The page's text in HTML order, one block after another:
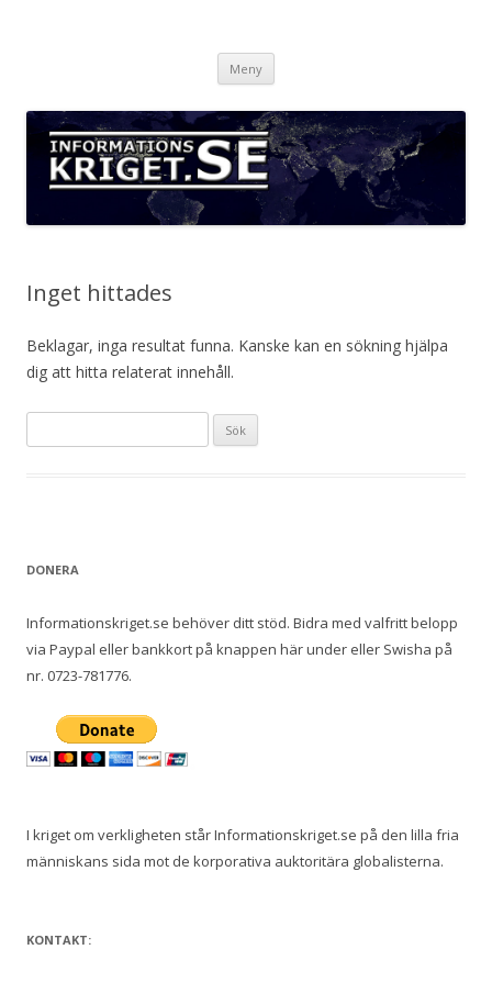
Meny
Inget hittades
Beklagar, inga resultat funna. Kanske kan en sökning hjälpa
dig att hitta relaterat innehåll.
ö
DONERA
Informationskriget.se behöver ditt stöd. Bidra med valfritt belopp
via Paypal eller bankkort på knappen här under eller Swisha på
nr. 0723-781776.
I kriget om verkligheten står Informationskriget.se på den lilla fria
människans sida mot de korporativa auktoritära globalisterna.
KONTAKT: